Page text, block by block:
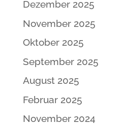
Dezember 2025
November 2025
Oktober 2025
September 2025
August 2025
Februar 2025
November 2024